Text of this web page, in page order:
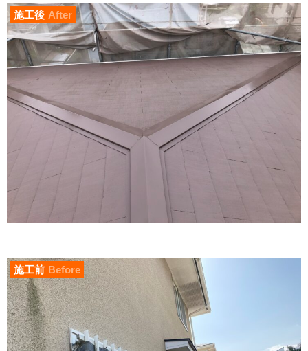
施工後 After
施工前 Before